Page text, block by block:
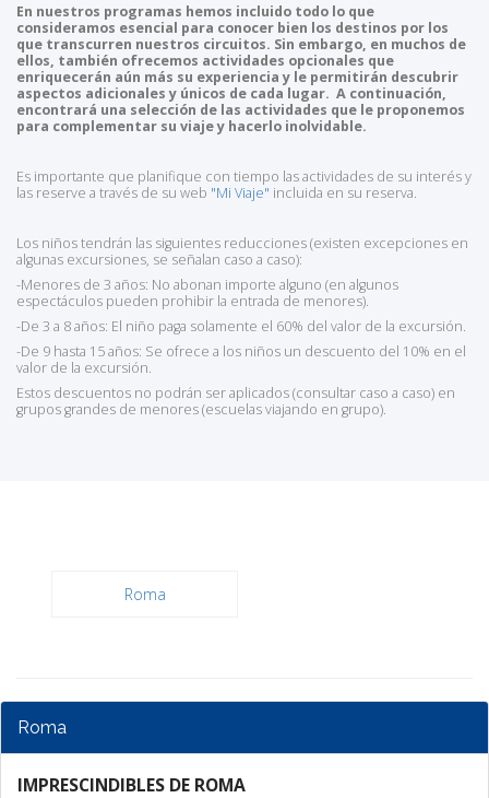
En nuestros programas hemos incluido todo lo que
consideramos esencial para conocer bien los destinos por los
que transcurren nuestros circuitos. Sin embargo, en muchos de
ellos, también ofrecemos actividades opcionales que
enriquecerán aún más su experiencia y le permitirán descubrir
aspectos adicionales y únicos de cada lugar. A continuación,
encontrará una selección de las actividades que le proponemos
para complementar su viaje y hacerlo inolvidable.
Es importante que planifique con tiempo las actividades de su interés y
las reserve a través de su web "Mi Viaje" incluida en su reserva.
Los niños tendrán las siguientes reducciones (existen excepciones en
algunas excursiones, se señalan caso a caso):
-Menores de 3 años: No abonan importe alguno (en algunos
espectáculos pueden prohibir la entrada de menores).
-De 3 a 8 años: El niño paga solamente el 60% del valor de la excursión.
-De 9 hasta 15 años: Se ofrece a los niños un descuento del 10% en el
valor de la excursión.
Estos descuentos no podrán ser aplicados (consultar caso a caso) en
grupos grandes de menores (escuelas viajando en grupo).
Roma
Roma
IMPRESCINDIBLES DE ROMA